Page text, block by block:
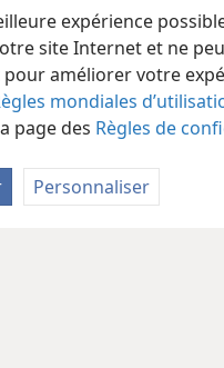
expérience
site Internet et ne
améliorer votre
mondiales
page des Règles de
Personnaliser
Tower Bible and Tract Society of